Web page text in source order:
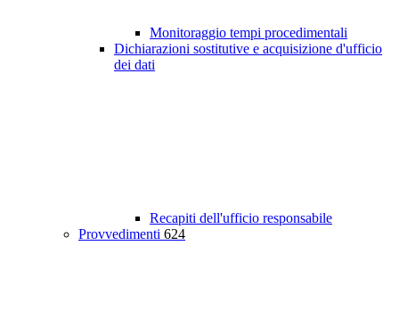
Monitoraggio tempi procedimentali
Dichiarazioni sostitutive e acquisizione d'ufficio
dei dati
Recapiti dell'ufficio responsabile
Provvedimenti 624